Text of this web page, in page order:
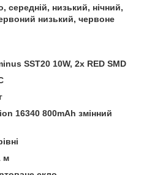
низький, нічний,
низький, червоне
SST20 10W, 2x RED SMD
16340 800mAh змінний
м